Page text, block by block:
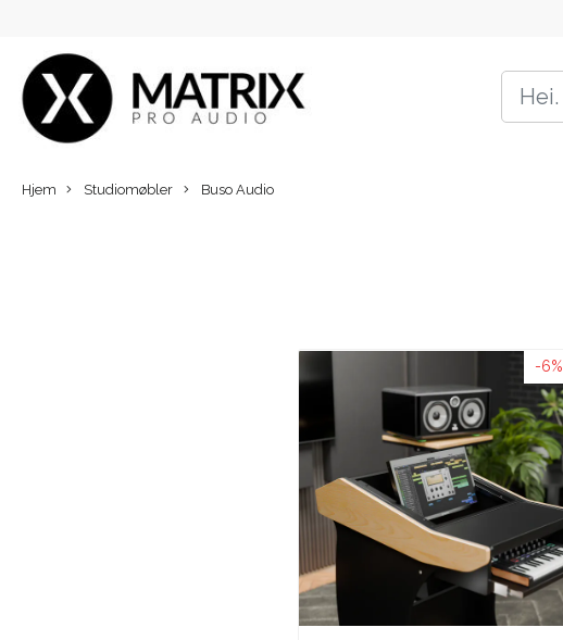
Hjem Studiomøbler Buso Audio
-6%